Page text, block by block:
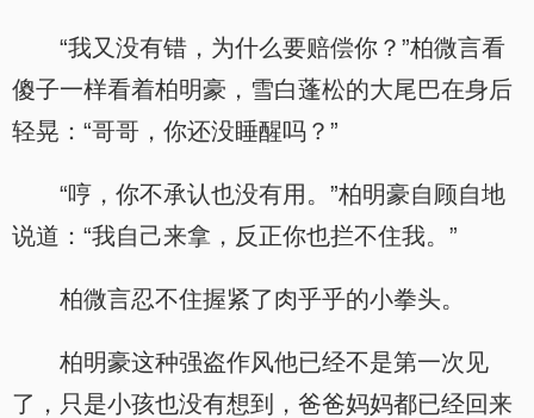
“我又没有错，为什么要赔偿你？”柏微言看
傻子一样看着柏明豪，雪白蓬松的大尾巴在身后
轻晃：“哥哥，你还没睡醒吗？”
“哼，你不承认也没有用。”柏明豪自顾自地
说道：“我自己来拿，反正你也拦不住我。”
柏微言忍不住握紧了肉乎乎的小拳头。
柏明豪这种强盗作风他已经不是第一次见
了，只是小孩也没有想到，爸爸妈妈都已经回来